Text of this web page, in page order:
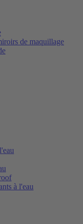
de maquillage
à l'eau